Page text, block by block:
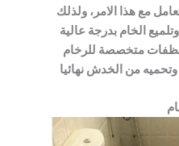
مع هذا الامر، ولذلك
الخام بدرجة عالية
متخصصة للرخام
من الخدش نهائيا